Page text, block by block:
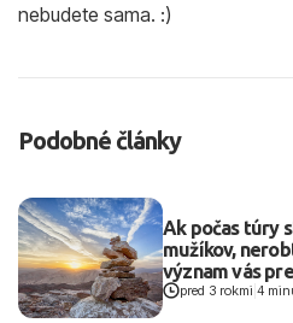
nebudete sama. :)
Podobné články
Ak počas túry
mužíkov,
význam vás
pred 3 rokmi 4